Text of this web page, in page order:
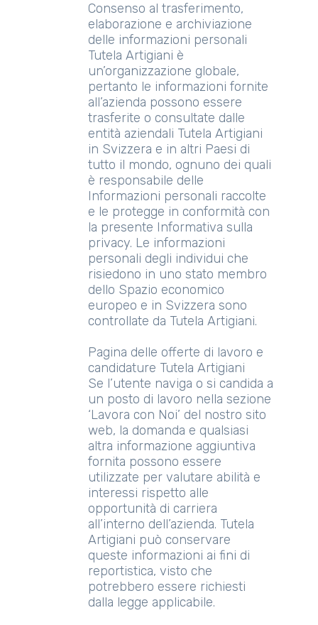
Consenso al trasferimento,
elaborazione e archiviazione
delle informazioni personali
Tutela Artigiani è
un’organizzazione globale,
pertanto le informazioni fornite
all’azienda possono essere
trasferite o consultate dalle
entità aziendali Tutela Artigiani
in Svizzera e in altri Paesi di
tutto il mondo, ognuno dei quali
è responsabile delle
Informazioni personali raccolte
e le protegge in conformità con
la presente Informativa sulla
privacy. Le informazioni
personali degli individui che
risiedono in uno stato membro
dello Spazio economico
europeo e in Svizzera sono
controllate da Tutela Artigiani.
Pagina delle offerte di lavoro e
candidature Tutela Artigiani
Se l’utente naviga o si candida a
un posto di lavoro nella sezione
‘Lavora con Noi’ del nostro sito
web, la domanda e qualsiasi
altra informazione aggiuntiva
fornita possono essere
utilizzate per valutare abilità e
interessi rispetto alle
opportunità di carriera
all’interno dell’azienda. Tutela
Artigiani può conservare
queste informazioni ai fini di
reportistica, visto che
potrebbero essere richiesti
dalla legge applicabile.